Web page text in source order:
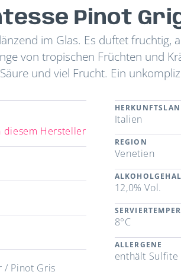
Pinot
im Glas. Es duftet
von tropischen Früchten und
und viel Frucht. Ein
diesem Hersteller
/ Pinot Gris
Italien
REGION
Venetien
12,0% Vol.
8°C
ALLERGENE
enthält Sulfite